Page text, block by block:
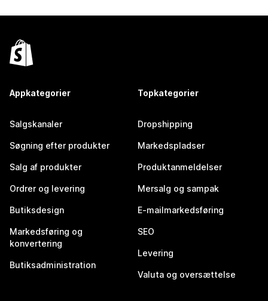
Appkategorier
Salgskanaler
Søgning efter produkter
Salg af produkter
Ordrer og levering
Butiksdesign
Markedsføring og
konvertering
Butiksadministration
Topkategorier
Dropshipping
Markedspladser
Produktanmeldelser
Mersalg og sampak
E-mailmarkedsføring
SEO
Levering
Valuta og oversættelse